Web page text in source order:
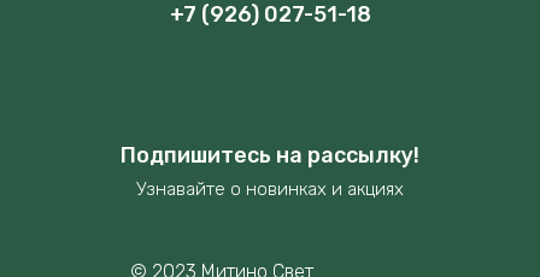
© 2023 Митино Свет
+7 (926) 027-51-18
Подпишитесь на рассылку!
Узнавайте о новинках и акциях